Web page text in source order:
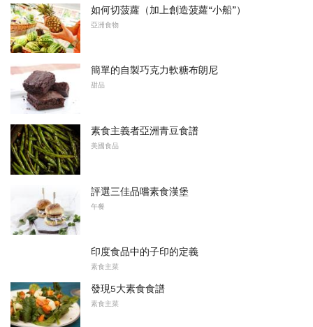
如何切菠蘿（加上創造菠蘿“小船”）
亞洲食物
簡單的自製巧克力軟糖布朗尼
甜品
素食主義者亞洲青豆食譜
美國食品
評選三佳品嚐素食漢堡
午餐
印度食品中的子印的定義
素食主菜
發現5大素食食譜
素食主菜